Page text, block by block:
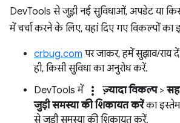
DevTools से जुड़ी नई सुविधाओं, अपडेट या
में चर्चा करने के लिए, यहां दिए गए विकल्पों का
crbug.com पर जाकर, हमें सुझाव/राय
ही, किसी सुविधा का अनुरोध करें.
DevTools में more_vert ज़्यादा विकल्प>
जुड़ी समस्या की शिकायत करेंका
से जुड़ी समस्या की शिकायत करें.